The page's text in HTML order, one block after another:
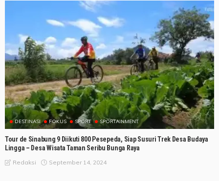
DESTINASI FOKUS SPORT SPORTAINMENT
Tour de Sinabung 9 Diikuti 800 Pesepeda, Siap Susuri Trek Desa Budaya
Lingga – Desa Wisata Taman Seribu Bunga Raya
Redaksi September 14, 2024